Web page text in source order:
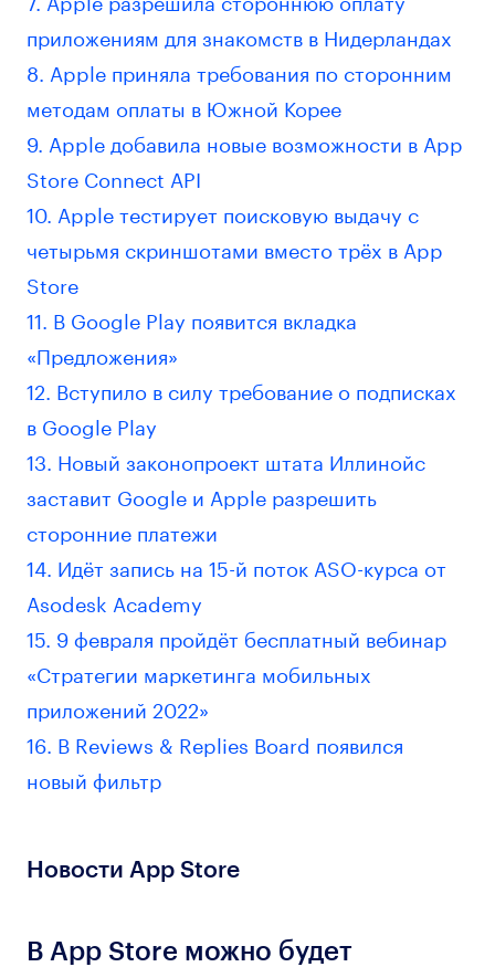
приложениям для знакомств в Нидерландах
8. Apple приняла требования по сторонним
методам оплаты в Южной Корее
9. Apple добавила новые возможности в App
Store Connect API
10. Apple тестирует поисковую выдачу с
четырьмя скриншотами вместо трёх в App
Store
11. В Google Play появится вкладка
«Предложения»
12. Вступило в силу требование о подписках
в Google Play
13. Новый законопроект штата Иллинойс
заставит Google и Apple разрешить
сторонние платежи
14. Идёт запись на 15-й поток ASO-курса от
Asodesk Academy
15. 9 февраля пройдёт бесплатный вебинар
«Стратегии маркетинга мобильных
приложений 2022»
16. В Reviews & Replies Board появился
новый фильтр
Новости App Store
В App Store можно будет